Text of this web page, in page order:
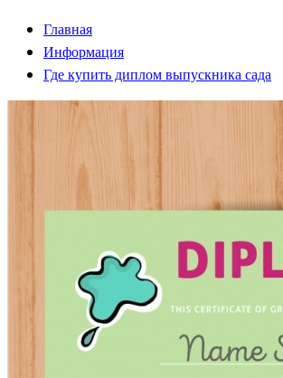
Главная
Информация
Где купить диплом выпускника сада